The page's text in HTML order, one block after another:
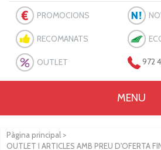
PROMOCIONS
RECOMANATS
OUTLET 972
MENU
Pàgina principal >
OUTLET I ARTICLES AMB PREU D'OFERTA